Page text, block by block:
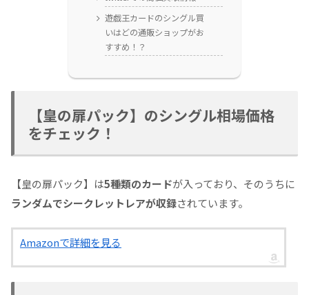
遊戯王カードのシングル買
いはどの通販ショップがお
すすめ！？
【皇の扉パック】のシングル相場価格
をチェック！
【皇の扉パック】は5種類のカードが入っており、そのうちに
ランダムでシークレットレアが収録されています。
Amazonで詳細を見る